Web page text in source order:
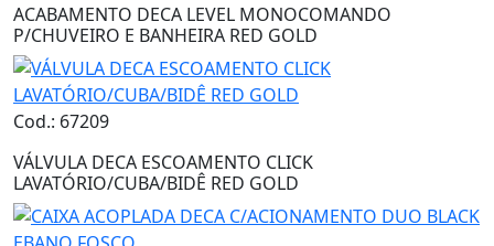
ACABAMENTO DECA LEVEL MONOCOMANDO
P/CHUVEIRO E BANHEIRA RED GOLD
Cod.: 67209
VÁLVULA DECA ESCOAMENTO CLICK
LAVATÓRIO/CUBA/BIDÊ RED GOLD